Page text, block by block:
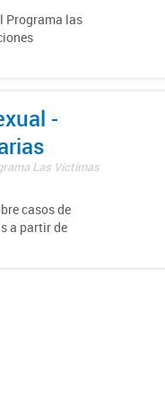
Programa las
-
Las Víctimas
casos de
a partir de